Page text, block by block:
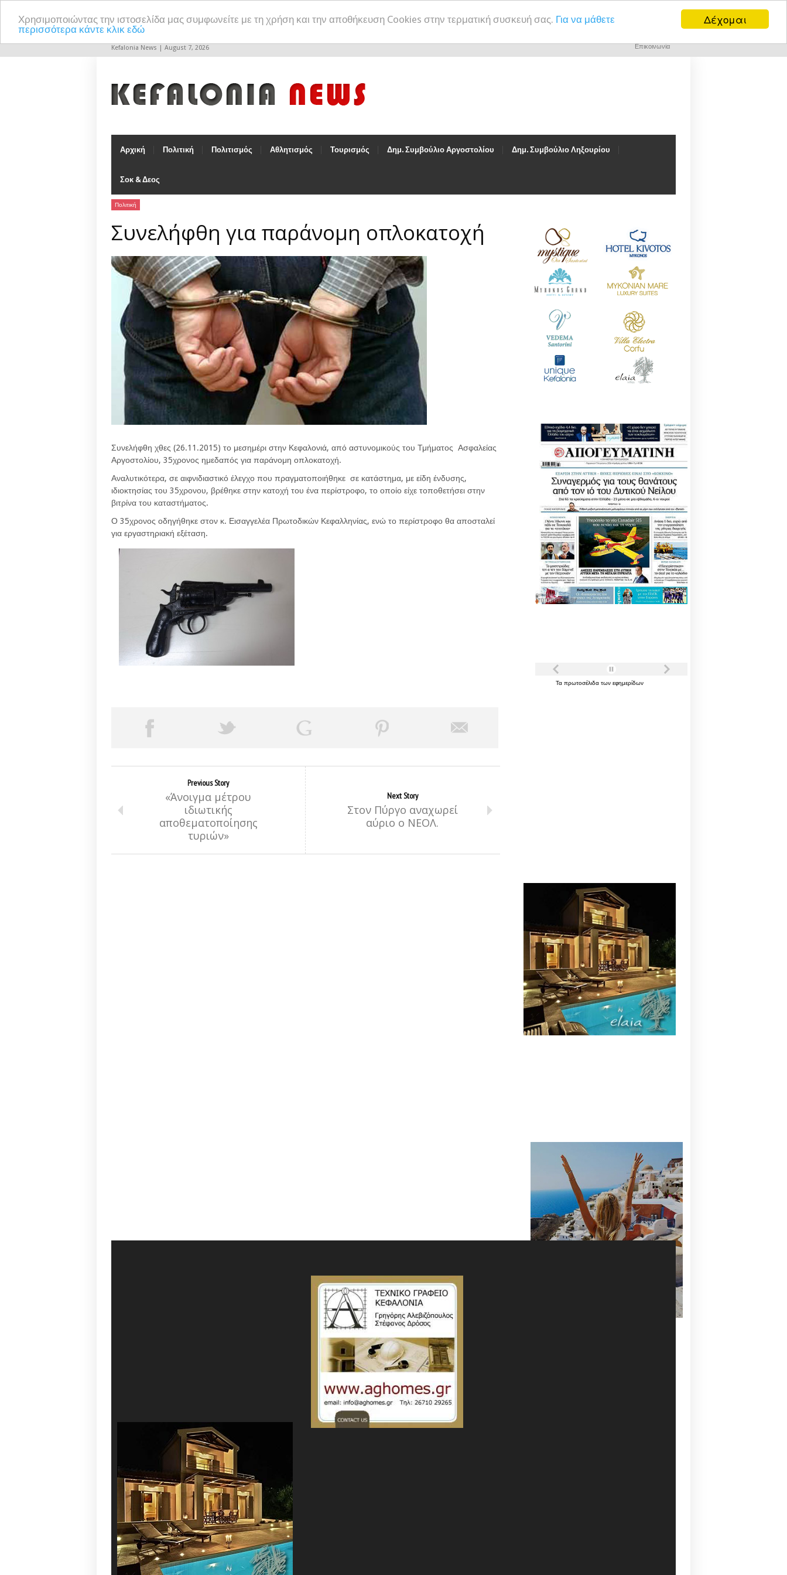
Δέχομαι
Χρησιμοποιώντας την ιστοσελίδα μας συμφωνείτε με τη χρήση και την αποθήκευση Cookies στην τερματική συσκευή σας. Για να μάθετε
περισσότερα κάντε κλικ εδώ
Kefalonia News | August 7, 2026 Επικοινωνία
Αρχική Πολιτική Πολιτισμός Αθλητισμός Τουρισμός Δημ. Συμβούλιο Αργοστολίου Δημ. Συμβούλιο Ληξουρίου
Σοκ & Δεος
Πολιτική
Συνελήφθη για παράνομη οπλοκατοχή
Συνελήφθη χθες (26.11.2015) το μεσημέρι στην Κεφαλονιά, από αστυνομικούς του Τμήματος Ασφαλείας
Αργοστολίου, 35χρονος ημεδαπός για παράνομη οπλοκατοχή.
Αναλυτικότερα, σε αιφνιδιαστικό έλεγχο που πραγματοποιήθηκε σε κατάστημα, με είδη ένδυσης,
ιδιοκτησίας του 35χρονου, βρέθηκε στην κατοχή του ένα περίστροφο, το οποίο είχε τοποθετήσει στην
βιτρίνα του καταστήματος.
Ο 35χρονος οδηγήθηκε στον κ. Εισαγγελέα Πρωτοδικών Κεφαλληνίας, ενώ το περίστροφο θα αποσταλεί
για εργαστηριακή εξέταση.
Previous Story
«Άνοιγμα μέτρου
ιδιωτικής
αποθεματοποίησης
τυριών»
Next Story
Στον Πύργο αναχωρεί
αύριο ο ΝΕΟΛ.
Τα πρωτοσέλιδα των εφημερίδων